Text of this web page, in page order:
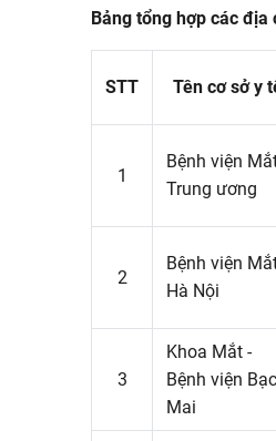
Bảng tổng hợp các
STT Tên cơ sở y
1
Bệnh viện
Trung ương
2
Bệnh viện
Hà Nội
3
Khoa Mắt -
Bệnh viện
Mai